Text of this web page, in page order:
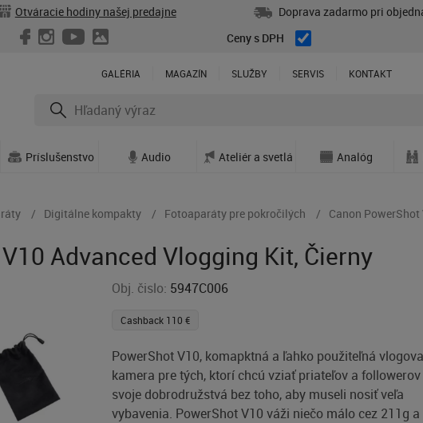
Otváracie hodiny našej predajne
Doprava zadarmo pri
Ceny s DPH
GALÉRIA MAGAZÍN SLUŽBY SERVIS KONTAKT
Príslušenstvo Audio Ateliér a svetlá Analóg
Digitálne kompakty Fotoaparáty pre pokročilých Canon
Advanced Vlogging Kit, Čierny
Obj. čislo: 5947C006
Cashback 110 €
PowerShot V10, komapktná a ľahko použiteľná
kamera pre tých, ktorí chcú vziať priateľov a followerov
svoje dobrodružstvá bez toho, aby museli nosiť veľa
vybavenia. PowerShot V10 váži niečo málo cez 211g a